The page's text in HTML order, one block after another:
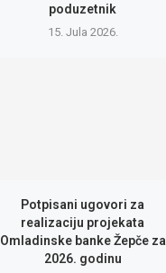
poduzetnik
15. Jula 2026.
Potpisani ugovori za
realizaciju projekata
Omladinske banke Žepče za
2026. godinu